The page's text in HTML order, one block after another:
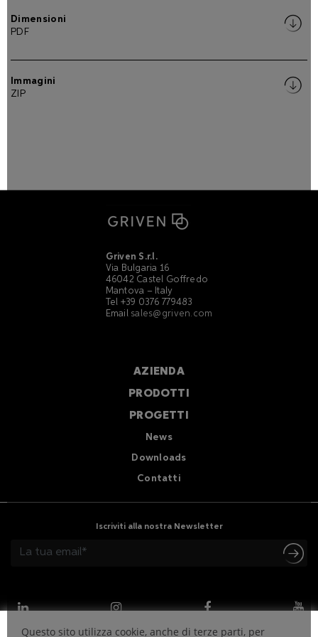
Dimensioni
PDF
Immagini
ZIP
Griven S.r.l.
Via Bulgaria 16
46042 Castel Goffredo
Mantova – Italy
Tel +39 0376 779483
Email sales@griven.com
AZIENDA
PRODOTTI
PROGETTI
News
Downloads
Contatti
Iscriviti alla nostra Newsletter
Questo sito utilizza cookie, anche di terze parti, per